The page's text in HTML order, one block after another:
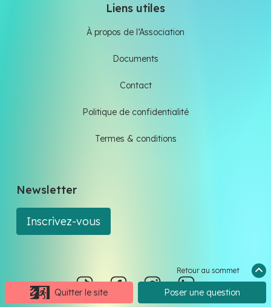
Quitter le site Poser une question
Retour au sommet
Liens utiles
À propos de l’Association
Documents
Contact
Politique de confidentialité
Termes & conditions
Newsletter
Inscrivez-vous